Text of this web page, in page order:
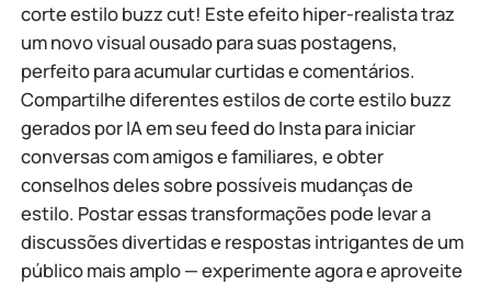
corte estilo buzz cut! Este efeito hiper-realista traz
um novo visual ousado para suas postagens,
perfeito para acumular curtidas e comentários.
Compartilhe diferentes estilos de corte estilo buzz
gerados por IA em seu feed do Insta para iniciar
conversas com amigos e familiares, e obter
conselhos deles sobre possíveis mudanças de
estilo. Postar essas transformações pode levar a
discussões divertidas e respostas intrigantes de um
público mais amplo — experimente agora e aproveite